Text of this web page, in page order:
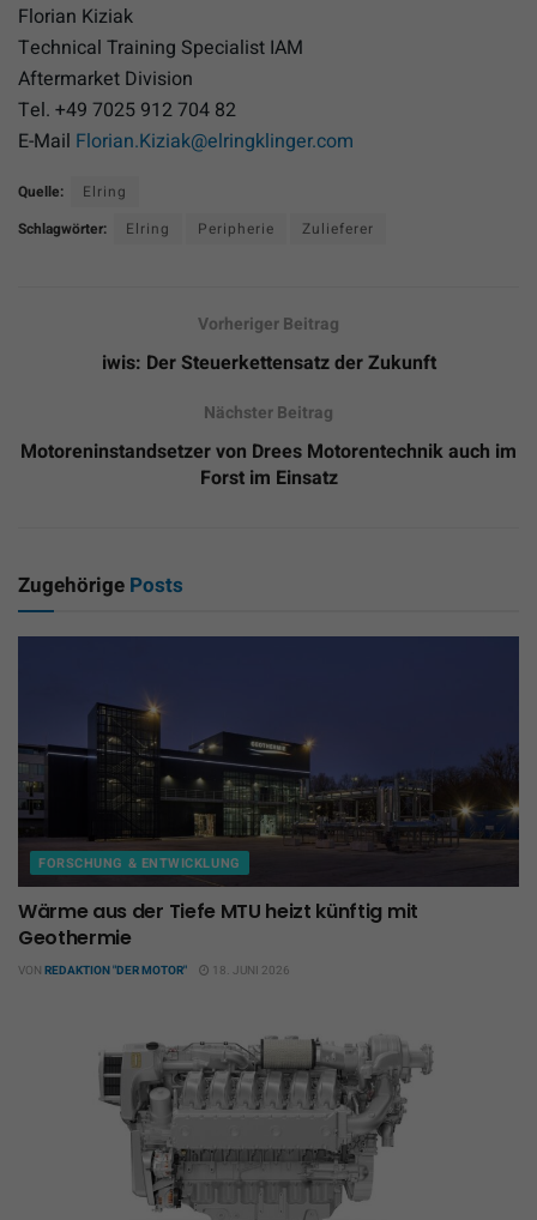
Florian Kiziak
Technical Training Specialist IAM
Aftermarket Division
Tel. +49 7025 912 704 82
E-Mail Florian.Kiziak@elringklinger.com
Quelle:
Elring
Schlagwörter:
Elring Peripherie Zulieferer
Vorheriger Beitrag
iwis: Der Steuerkettensatz der Zukunft
Nächster Beitrag
Motoreninstandsetzer von Drees Motorentechnik auch im
Forst im Einsatz
Zugehörige Posts
FORSCHUNG & ENTWICKLUNG
Wärme aus der Tiefe MTU heizt künftig mit
Geothermie
VON REDAKTION "DER MOTOR" 18. JUNI 2026